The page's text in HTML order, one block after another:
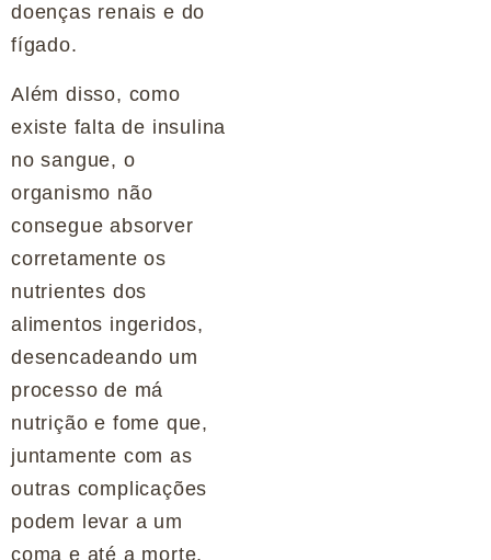
doenças renais e do
fígado.
Além disso, como
existe falta de insulina
no sangue, o
organismo não
consegue absorver
corretamente os
nutrientes dos
alimentos ingeridos,
desencadeando um
processo de má
nutrição e fome que,
juntamente com as
outras complicações
podem levar a um
coma e até a morte.